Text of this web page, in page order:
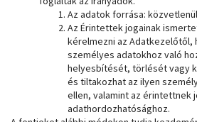
Az adatok forrása:
Az Érintettek jogainak
kérelmezni az Adatkezelőtől,
személyes adatokhoz való
helyesbítését, törlését vagy
és tiltakozhat az ilyen
ellen, valamint az érintettnek
adathordozhatósághoz.